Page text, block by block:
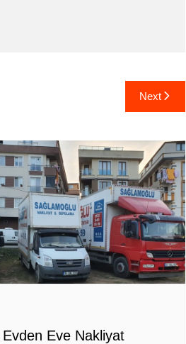
Next
Eve Nakliyat